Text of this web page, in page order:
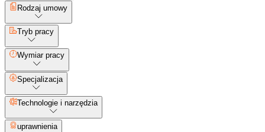
Rodzaj umowy
Tryb pracy
Wymiar pracy
Specjalizacja
Technologie i narzędzia
uprawnienia